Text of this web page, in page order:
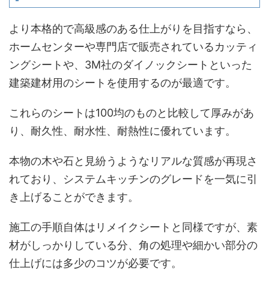
より本格的で高級感のある仕上がりを目指すなら、
ホームセンターや専門店で販売されているカッティ
ングシートや、3M社のダイノックシートといった
建築建材用のシートを使用するのが最適です。
これらのシートは100均のものと比較して厚みがあ
り、耐久性、耐水性、耐熱性に優れています。
本物の木や石と見紛うようなリアルな質感が再現さ
れており、システムキッチンのグレードを一気に引
き上げることができます。
施工の手順自体はリメイクシートと同様ですが、素
材がしっかりしている分、角の処理や細かい部分の
仕上げには多少のコツが必要です。